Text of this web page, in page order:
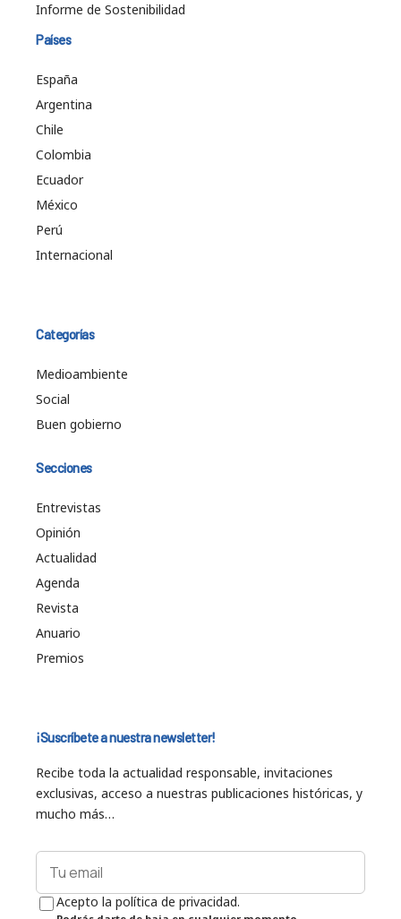
Informe de Sostenibilidad
Países
España
Argentina
Chile
Colombia
Ecuador
México
Perú
Internacional
Categorías
Medioambiente
Social
Buen gobierno
Secciones
Entrevistas
Opinión
Actualidad
Agenda
Revista
Anuario
Premios
¡Suscríbete a nuestra newsletter!
Recibe toda la actualidad responsable, invitaciones
exclusivas, acceso a nuestras publicaciones históricas, y
mucho más…
Acepto la política de privacidad.